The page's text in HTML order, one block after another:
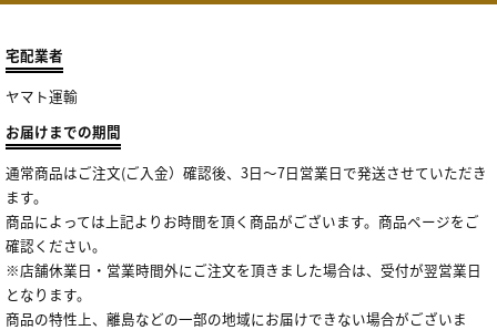
宅配業者
ヤマト運輸
お届けまでの期間
通常商品はご注文(ご入金）確認後、3日～7日営業日で発送させていただき
ます。
商品によっては上記よりお時間を頂く商品がございます。商品ページをご
確認ください。
※店舗休業日・営業時間外にご注文を頂きました場合は、受付が翌営業日
となります。
商品の特性上、離島などの一部の地域にお届けできない場合がございま